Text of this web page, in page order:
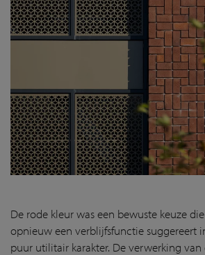
De rode kleur was een bewuste keuze
opnieuw een verblijfsfunctie suggereert
puur utilitair karakter. De verwerking van